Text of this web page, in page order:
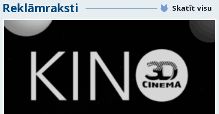
Noslēgusies Semināra ielas pārbūve un stāvlaukuma izbūve
Reklāmraksti Skatīt visu